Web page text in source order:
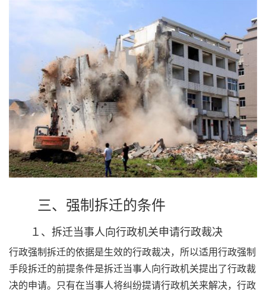
三、强制拆迁的条件
１、拆迁当事人向行政机关申请行政裁决
行政强制拆迁的依据是生效的行政裁决，所以适用行政强制
手段拆迁的前提条件是拆迁当事人向行政机关提出了行政裁
决的申请。只有在当事人将纠纷提请行政机关来解决，行政